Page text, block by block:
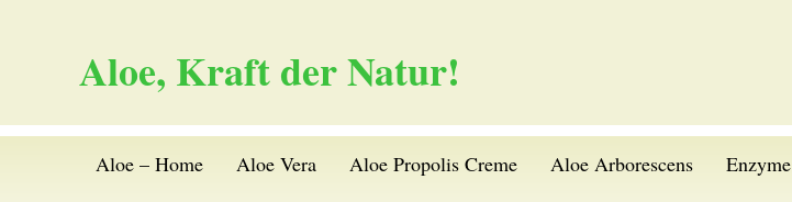
Aloe, Kraft der Natur!
Aloe – Home Aloe Vera Aloe Propolis Creme Aloe Arborescens Enzyme